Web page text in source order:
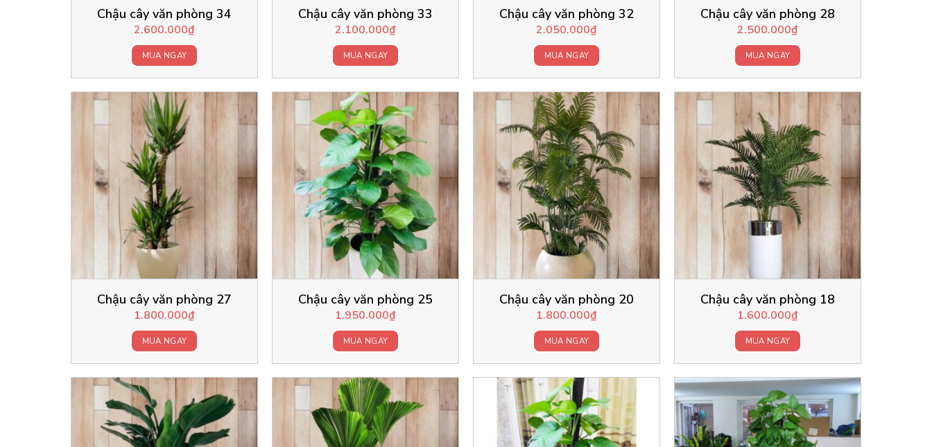
Chậu cây văn phòng 34
2.600.000₫
MUA NGAY
Chậu cây văn phòng 33
2.100.000₫
MUA NGAY
Chậu cây văn phòng 32
2.050.000₫
MUA NGAY
Chậu cây văn phòng 28
2.500.000₫
MUA NGAY
Chậu cây văn phòng 27
1.800.000₫
MUA NGAY
Chậu cây văn phòng 25
1.950.000₫
MUA NGAY
Chậu cây văn phòng 20
1.800.000₫
MUA NGAY
Chậu cây văn phòng 18
1.600.000₫
MUA NGAY